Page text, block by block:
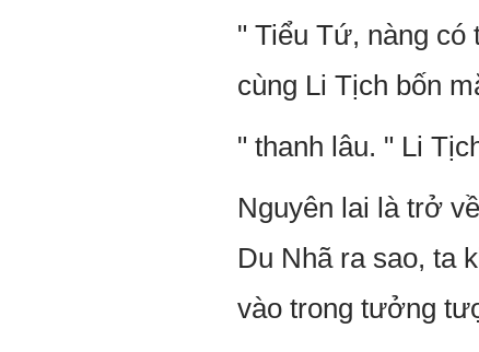
" Tiểu Tứ, nàng có
cùng Li Tịch bốn
" thanh lâu. " Li
Nguyên lai là trở
Du Nhã ra sao, ta
vào trong tưởng